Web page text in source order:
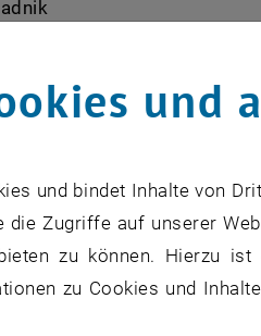
und
und bindet Inhalte von
die Zugriffe auf unserer
zu können. Hierzu
zu Cookies und